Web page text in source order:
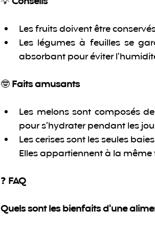
Les fruits doivent être
Les légumes à feuilles se
absorbant pour éviter
🤓 Faits amusants
Les melons sont composés
pour s’hydrater pendant les
Les cerises sont les seules
Elles appartiennent à la même
❓ FAQ
Quels sont les bienfaits d'une